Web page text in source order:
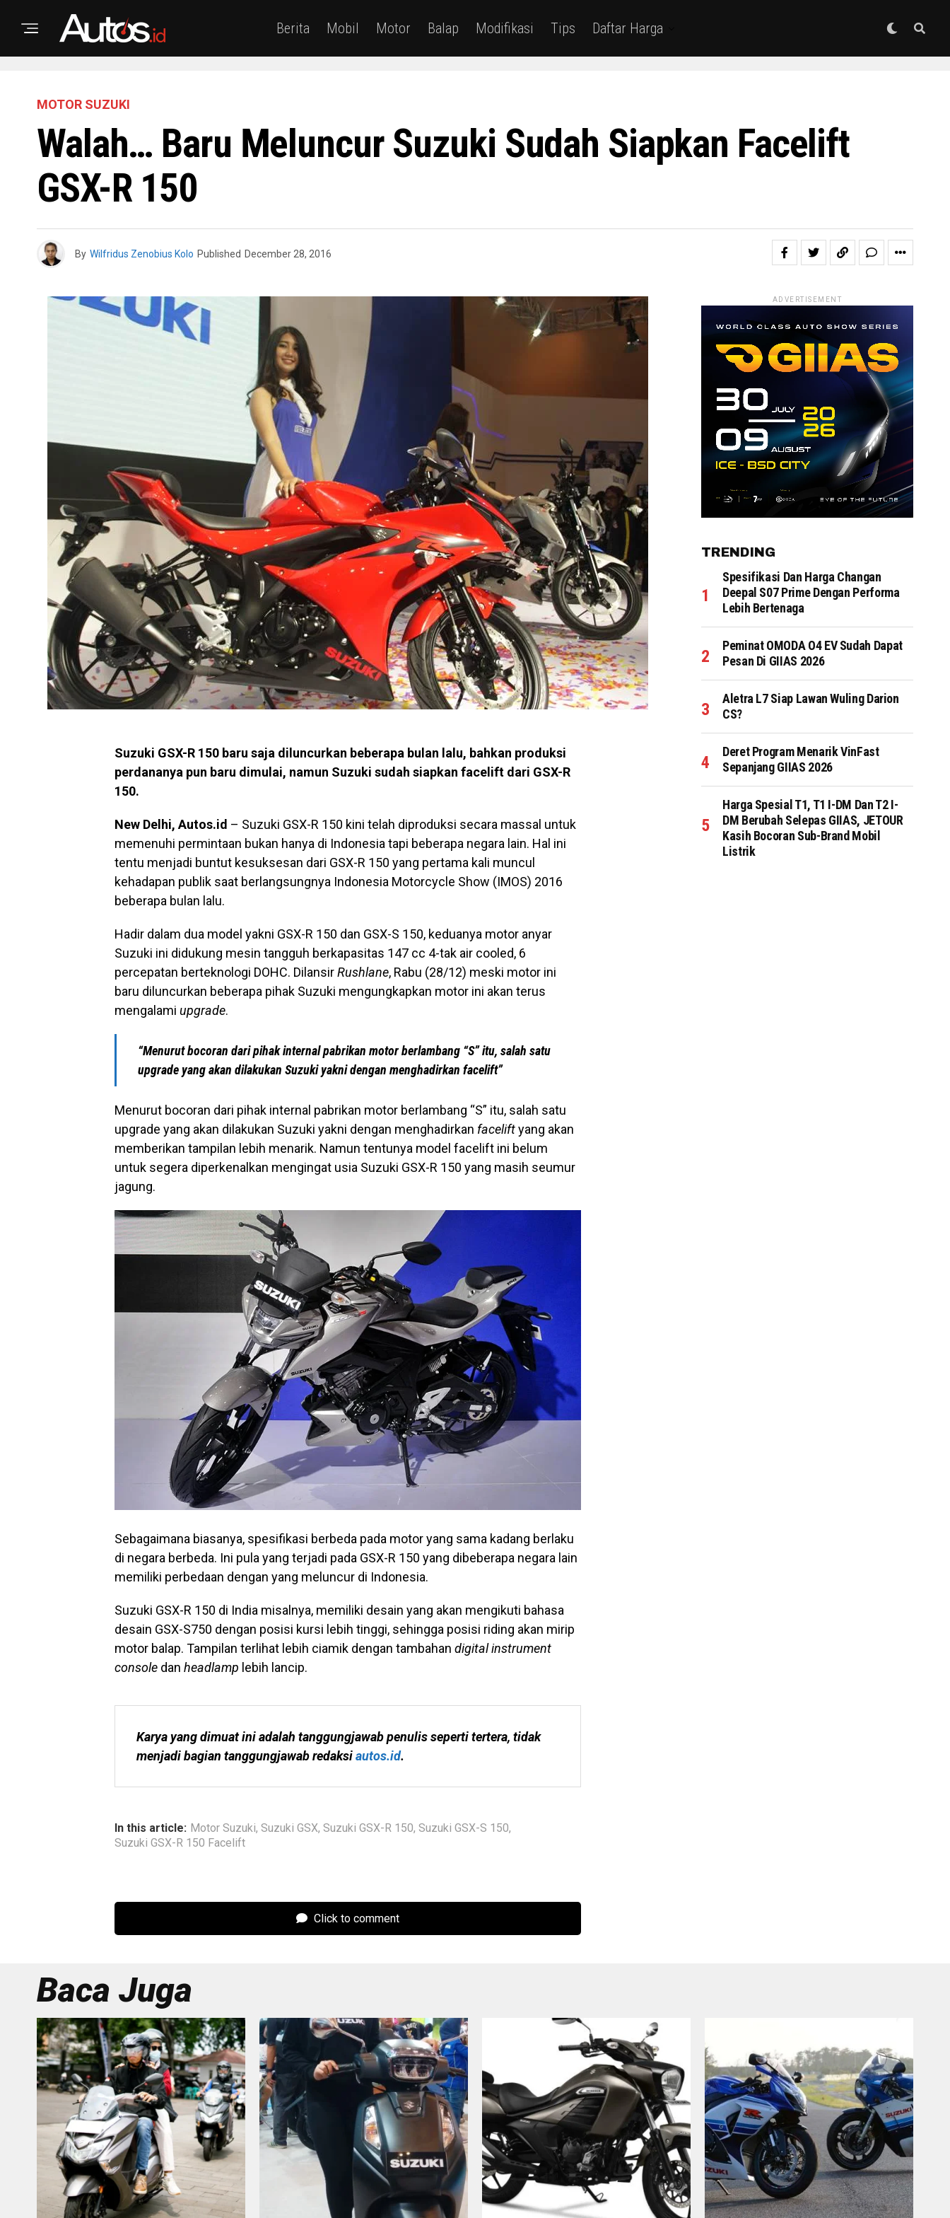
Berita Mobil Motor Balap Modifikasi Tips Daftar Harga
MOTOR SUZUKI
Walah… Baru Meluncur Suzuki Sudah Siapkan Facelift
GSX-R 150
By Wilfridus Zenobius Kolo Published December 28, 2016
Suzuki GSX-R 150 baru saja diluncurkan beberapa bulan lalu, bahkan produksi
perdananya pun baru dimulai, namun Suzuki sudah siapkan facelift dari GSX-R
150.
New Delhi, Autos.id – Suzuki GSX-R 150 kini telah diproduksi secara massal untuk
memenuhi permintaan bukan hanya di Indonesia tapi beberapa negara lain. Hal ini
tentu menjadi buntut kesuksesan dari GSX-R 150 yang pertama kali muncul
kehadapan publik saat berlangsungnya Indonesia Motorcycle Show (IMOS) 2016
beberapa bulan lalu.
Hadir dalam dua model yakni GSX-R 150 dan GSX-S 150, keduanya motor anyar
Suzuki ini didukung mesin tangguh berkapasitas 147 cc 4-tak air cooled, 6
percepatan berteknologi DOHC. DilansirRushlane, Rabu (28/12) meski motor ini
baru diluncurkan beberapa pihak Suzuki mengungkapkan motor ini akan terus
mengalami upgrade.
“Menurut bocoran dari pihak internal pabrikan motor berlambang “S” itu, salah satu
upgrade yang akan dilakukan Suzuki yakni dengan menghadirkan facelift”
Menurut bocoran dari pihak internal pabrikan motor berlambang “S” itu, salah satu
upgrade yang akan dilakukan Suzuki yakni dengan menghadirkan faceliftyang akan
memberikan tampilan lebih menarik. Namun tentunya model facelift ini belum
untuk segera diperkenalkan mengingat usia Suzuki GSX-R 150 yang masih seumur
jagung.
Sebagaimana biasanya, spesifikasi berbeda pada motor yang sama kadang berlaku
di negara berbeda. Ini pula yang terjadi pada GSX-R 150 yang dibeberapa negara lain
memiliki perbedaan dengan yang meluncur di Indonesia.
Suzuki GSX-R 150 di India misalnya, memiliki desain yang akan mengikuti bahasa
desain GSX-S750 dengan posisi kursi lebih tinggi, sehingga posisi riding akan mirip
motor balap. Tampilan terlihat lebih ciamik dengan tambahan digital instrument
console dan headlamp lebih lancip.
Karya yang dimuat ini adalah tanggungjawab penulis seperti tertera, tidak
menjadi bagian tanggungjawab redaksi autos.id.
In this article: Motor Suzuki, Suzuki GSX, Suzuki GSX-R 150, Suzuki GSX-S 150,
Suzuki GSX-R 150 Facelift
Click to comment
ADVERTISEMENT
TRENDING
Spesifikasi Dan Harga Changan
Deepal S07 Prime Dengan Performa
Lebih Bertenaga
Peminat OMODA O4 EV Sudah Dapat
Pesan Di GIIAS 2026
Aletra L7 Siap Lawan Wuling Darion
CS?
Deret Program Menarik VinFast
Sepanjang GIIAS 2026
Harga Spesial T1, T1 I-DM Dan T2 I-
DM Berubah Selepas GIIAS, JETOUR
Kasih Bocoran Sub-Brand Mobil
Listrik
Baca Juga